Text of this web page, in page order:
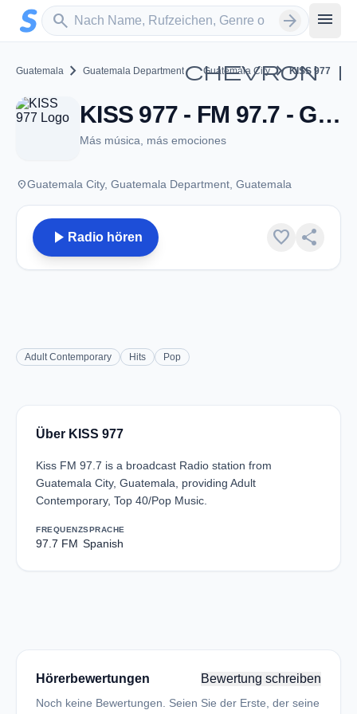
Zum Hauptinhalt springen
search
Sender suchen arrow_forward menu
Guatemala chevron_right Guatemala Department Guatemala Citychevron_rightKISS 977
KISS 977 - FM 97.7 - Guatemala City
Más música, más emociones
placeGuatemala City, Guatemala Department, Guatemala
play_arrow Radio hören favorite share
Adult Contemporary Hits Pop
Über KISS 977
Kiss FM 97.7 is a broadcast Radio station from
Guatemala City, Guatemala, providing Adult
Contemporary, Top 40/Pop Music.
FREQUENZ
97.7 FM
SPRACHE
Spanish
Hörerbewertungen Bewertung schreiben
Noch keine Bewertungen. Seien Sie der Erste, der seine